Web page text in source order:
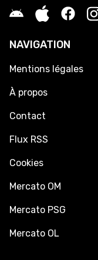
NAVIGATION
Mentions légales
À propos
Contact
Flux RSS
Cookies
Mercato OM
Mercato PSG
Mercato OL